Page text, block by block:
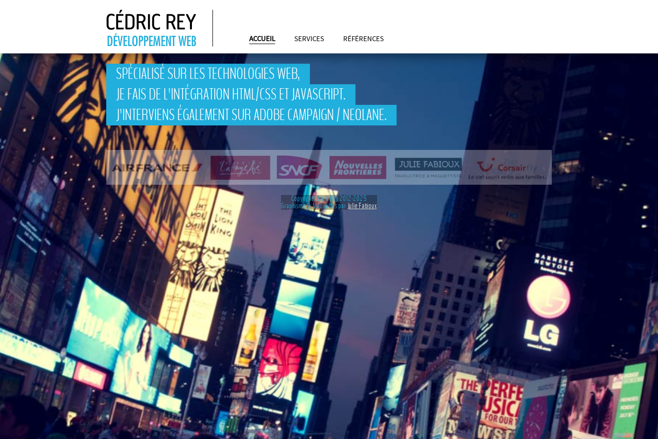
Menu principal
ACCUEIL SERVICES RÉFÉRENCES
SPÉCIALISÉ SUR LES TECHNOLOGIES WEB,
JE FAIS DE L'INTÉGRATION HTML/CSS ET JAVASCRIPT.
J'INTERVIENS ÉGALEMENT SUR ADOBE CAMPAIGN / NEOLANE.
Copyright Cédric Rey 2012-2025
Graphisme & Maquettes par Julie Fabioux